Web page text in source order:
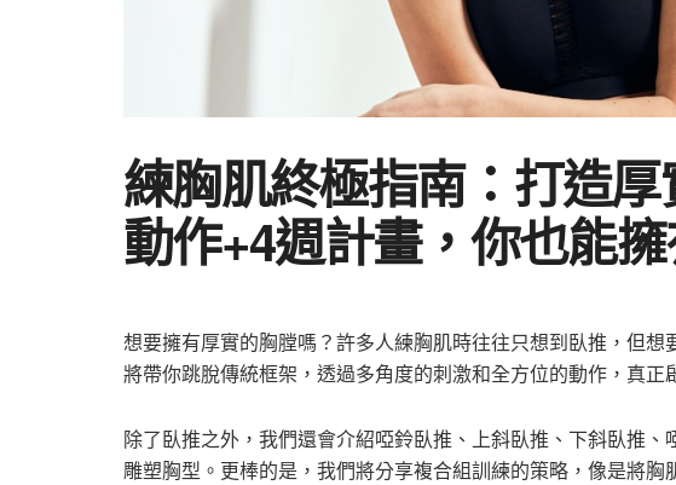
練胸肌終極指南：打造
動作+4週計畫，你也能
想要擁有厚實的胸膛嗎？許多人練胸肌時往往只想到臥推，但
將帶你跳脫傳統框架，透過多角度的刺激和全方位的動作，真正
除了臥推之外，我們還會介紹啞鈴臥推、上斜臥推、下斜臥推
雕塑胸型。更棒的是，我們將分享複合組訓練的策略，像是將